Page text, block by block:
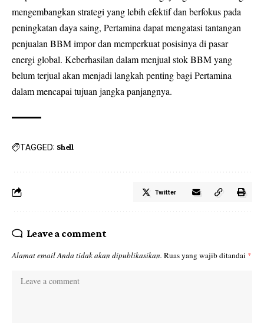
mengembangkan strategi yang lebih efektif dan berfokus pada
peningkatan daya saing, Pertamina dapat mengatasi tantangan
penjualan BBM impor dan memperkuat posisinya di pasar
energi global. Keberhasilan dalam menjual stok BBM yang
belum terjual akan menjadi langkah penting bagi Pertamina
dalam mencapai tujuan jangka panjangnya.
TAGGED: Shell
Twitter
Leave a comment
Alamat email Anda tidak akan dipublikasikan. Ruas yang wajib ditandai *